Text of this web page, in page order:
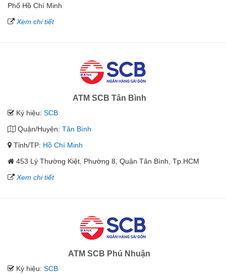
Phố Hồ Chí Minh
Xem chi tiết
ATM SCB Tân Bình
Ký hiệu: SCB
Quận/Huyện: Tân Bình
Tỉnh/TP: Hồ Chí Minh
453 Lý Thường Kiệt, Phường 8, Quận Tân Bình, Tp.HCM
Xem chi tiết
ATM SCB Phú Nhuận
Ký hiệu: SCB